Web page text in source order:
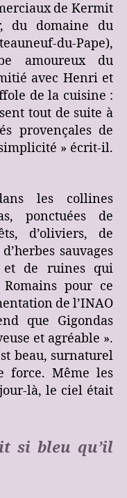
de Kermit
du domaine du
du-Pape),
amoureux du
avec Henri et
de la cuisine :
tout de suite à
provençales de
» écrit-il.
les collines
ponctuées de
d’oliviers, de
sauvages
de ruines qui
pour ce
de l’INAO
que Gigondas
et agréable ».
beau, surnaturel
force. Même les
là, le ciel était
si bleu qu’il